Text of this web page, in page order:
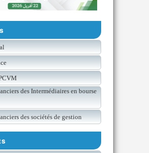
des Intermédiaires en bourse
des sociétés de gestion